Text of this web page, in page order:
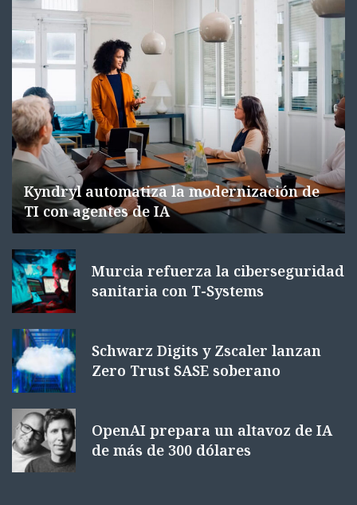
Kyndryl automatiza la modernización de
TI con agentes de IA
Murcia refuerza la ciberseguridad
sanitaria con T-Systems
Schwarz Digits y Zscaler lanzan
Zero Trust SASE soberano
OpenAI prepara un altavoz de IA
de más de 300 dólares